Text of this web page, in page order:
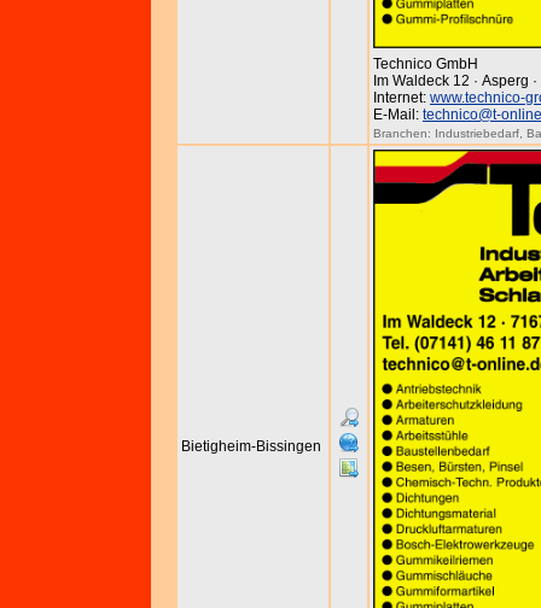
Technico GmbH
Im Waldeck 12 · Asperg
Internet: www.technico-
E-Mail: technico@t-
Branchen: Industriebedarf
Bietigheim-Bissingen